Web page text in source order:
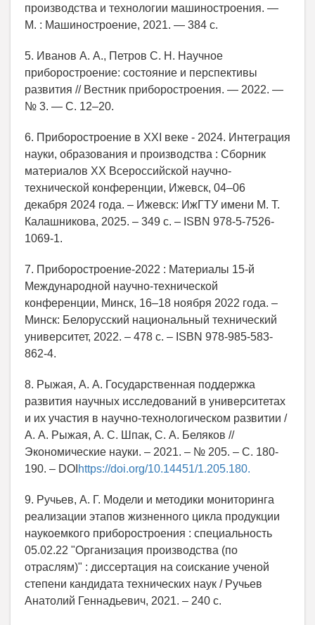
производства и технологии машиностроения. —
М. : Машиностроение, 2021. — 384 с.
5. Иванов А. А., Петров С. Н. Научное
приборостроение: состояние и перспективы
развития // Вестник приборостроения. — 2022. —
№ 3. — С. 12–20.
6. Приборостроение в XXI веке - 2024. Интеграция
науки, образования и производства : Сборник
материалов XX Всероссийской научно-
технической конференции, Ижевск, 04–06
декабря 2024 года. – Ижевск: ИжГТУ имени М. Т.
Калашникова, 2025. – 349 с. – ISBN 978-5-7526-
1069-1.
7. Приборостроение-2022 : Материалы 15-й
Международной научно-технической
конференции, Минск, 16–18 ноября 2022 года. –
Минск: Белорусский национальный технический
университет, 2022. – 478 с. – ISBN 978-985-583-
862-4.
8. Рыжая, А. А. Государственная поддержка
развития научных исследований в университетах
и их участия в научно-технологическом развитии /
А. А. Рыжая, А. С. Шпак, С. А. Беляков //
Экономические науки. – 2021. – № 205. – С. 180-
190. – DOI https://doi.org/10.14451/1.205.180.
9. Ручьев, А. Г. Модели и методики мониторинга
реализации этапов жизненного цикла продукции
наукоемкого приборостроения : специальность
05.02.22 "Организация производства (по
отраслям)" : диссертация на соискание ученой
степени кандидата технических наук / Ручьев
Анатолий Геннадьевич, 2021. – 240 с.